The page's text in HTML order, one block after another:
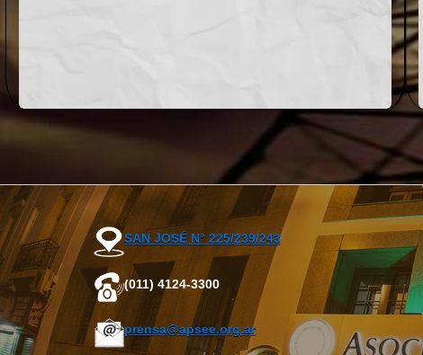
SAN JOSÉ N° 225/239/243
(011) 4124-3300
prensa@apsee.org.ar